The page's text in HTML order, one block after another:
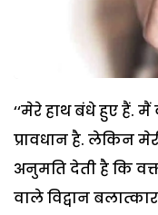
‘‘मेरे हाथ बंधे हुए हैं.
प्रावधान है. लेकिन
अनुमति देती है कि
वाले विद्वान